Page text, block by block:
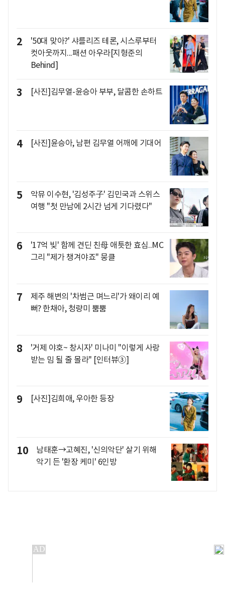
2
'50대 맞아?' 샤를리즈 테론, 시스루부터
컷아웃까지...패션 아우라[지형준의
Behind]
3 [사진]김무열-윤승아 부부, 달콤한 손하트
4 [사진]윤승아, 남편 김무열 어깨에 기대어
5
악뮤 이수현, '김성주子' 김민국과 스위스
여행 "첫 만남에 2시간 넘게 기다렸다"
6
'17억 빚' 함께 견딘 친母 애틋한 효심..MC
그리 "제가 챙겨야죠" 뭉클
7
제주 해변의 '차범근 며느리'가 왜이리 예
뻐? 한채아, 청량미 뿜뿜
8
'거제 야호~ 창시자' 미나미 "이렇게 사랑
받는 밈 될 줄 몰라" [인터뷰③]
9 [사진]김희애, 우아한 등장
10
남태훈→고혜진, '신의악단' 살기 위해
악기 든 '환장 케미' 6인방